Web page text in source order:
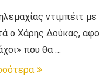
ντιμπέιτ
ο Χάρης Δούκας,
που θα …